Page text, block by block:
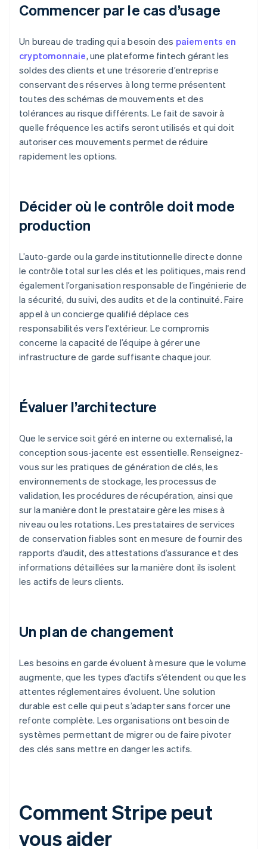
Commencer par le cas d’usage
Un bureau de trading qui a besoin des paiements en
cryptomonnaie, une plateforme fintech gérant les
soldes des clients et une trésorerie d’entreprise
conservant des réserves à long terme présentent
toutes des schémas de mouvements et des
tolérances au risque différents. Le fait de savoir à
quelle fréquence les actifs seront utilisés et qui doit
autoriser ces mouvements permet de réduire
rapidement les options.
Décider où le contrôle doit mode
production
L’auto-garde ou la garde institutionnelle directe donne
le contrôle total sur les clés et les politiques, mais rend
également l’organisation responsable de l’ingénierie de
la sécurité, du suivi, des audits et de la continuité. Faire
appel à un concierge qualifié déplace ces
responsabilités vers l’extérieur. Le compromis
concerne la capacité de l’équipe à gérer une
infrastructure de garde suffisante chaque jour.
Évaluer l’architecture
Que le service soit géré en interne ou externalisé, la
conception sous-jacente est essentielle. Renseignez-
vous sur les pratiques de génération de clés, les
environnements de stockage, les processus de
validation, les procédures de récupération, ainsi que
sur la manière dont le prestataire gère les mises à
niveau ou les rotations. Les prestataires de services
de conservation fiables sont en mesure de fournir des
rapports d’audit, des attestations d’assurance et des
informations détaillées sur la manière dont ils isolent
les actifs de leurs clients.
Un plan de changement
Les besoins en garde évoluent à mesure que le volume
augmente, que les types d’actifs s’étendent ou que les
attentes réglementaires évoluent. Une solution
durable est celle qui peut s’adapter sans forcer une
refonte complète. Les organisations ont besoin de
systèmes permettant de migrer ou de faire pivoter
des clés sans mettre en danger les actifs.
Comment Stripe peut
vous aider